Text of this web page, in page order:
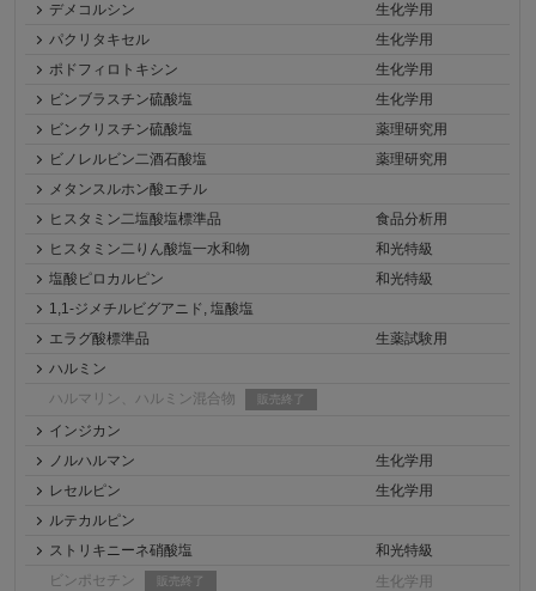
デメコルシン
生化学用
パクリタキセル
生化学用
ポドフィロトキシン
生化学用
ビンブラスチン硫酸塩
生化学用
ビンクリスチン硫酸塩
薬理研究用
ビノレルビン二酒石酸塩
薬理研究用
メタンスルホン酸エチル
ヒスタミン二塩酸塩標準品
食品分析用
ヒスタミン二りん酸塩一水和物
和光特級
塩酸ピロカルピン
和光特級
1,1-ジメチルビグアニド, 塩酸塩
エラグ酸標準品
生薬試験用
ハルミン
ハルマリン、ハルミン混合物
販売終了
インジカン
ノルハルマン
生化学用
レセルピン
生化学用
ルテカルピン
ストリキニーネ硝酸塩
和光特級
ビンポセチン
販売終了 生化学用